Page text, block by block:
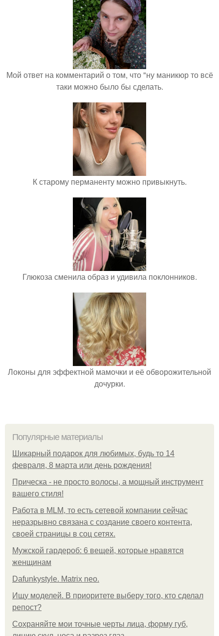
Мой ответ на комментарий о том, что "ну маникюр то всё
таки можно было бы сделать.
К старому перманенту можно привыкнуть.
Глюкоза сменила образ и удивила поклонников.
Локоны для эффектной мамочки и её обворожительной
дочурки.
Популярные материалы
Шикарный подарок для любимых, будь то 14
февраля, 8 марта или день рождения!
Прическа - не просто волосы, а мощный инструмент
вашего стиля!
Работа в MLM, то есть сетевой компании сейчас
неразрывно связана с создание своего контента,
своей страницы в соц сетях.
Мужской гардероб: 6 вещей, которые нравятся
женщинам
Dafunkystyle. Matrix neo.
Ищу моделей. В приоритете выберу того, кто сделал
репост?
Сохраняйте мои точные черты лица, форму губ,